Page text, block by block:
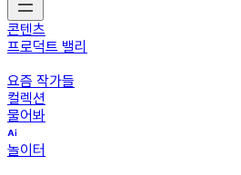
콘텐츠
프로덕트 밸리
요즘 작가들
컬렉션
물어봐
놀이터